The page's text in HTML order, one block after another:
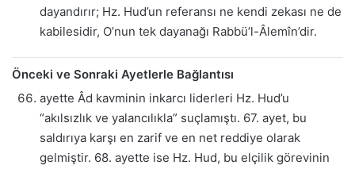
dayandırır; Hz. Hud’un referansı ne kendi zekası ne de
kabilesidir, O’nun tek dayanağı Rabbü’l-Âlemîn’dir.
Önceki ve Sonraki Ayetlerle Bağlantısı
ayette Âd kavminin inkarcı liderleri Hz. Hud’u
“akılsızlık ve yalancılıkla” suçlamıştı. 67. ayet, bu
saldırıya karşı en zarif ve en net reddiye olarak
gelmiştir. 68. ayette ise Hz. Hud, bu elçilik görevinin